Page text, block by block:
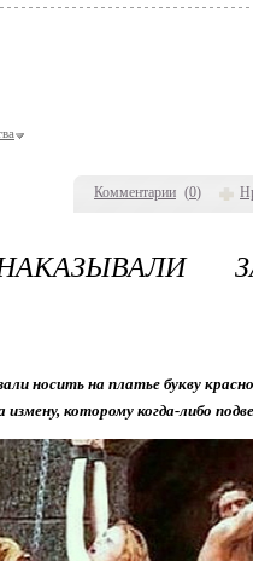
Комментарии (0)
носить на платье букву
которому когда-либо